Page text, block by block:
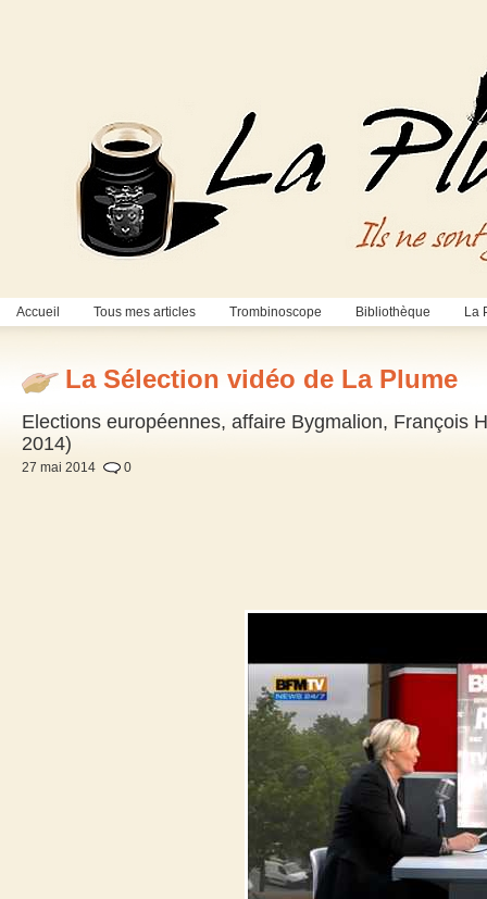
Accueil Tous mes articles Trombinoscope Bibliothèque La
La Sélection vidéo de La Plume
Elections européennes, affaire Bygmalion, François
2014)
27 mai 2014 0